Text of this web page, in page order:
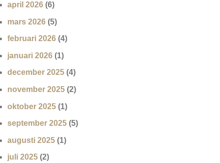
april 2026 (6)
mars 2026 (5)
februari 2026 (4)
januari 2026 (1)
december 2025 (4)
november 2025 (2)
oktober 2025 (1)
september 2025 (5)
augusti 2025 (1)
juli 2025 (2)